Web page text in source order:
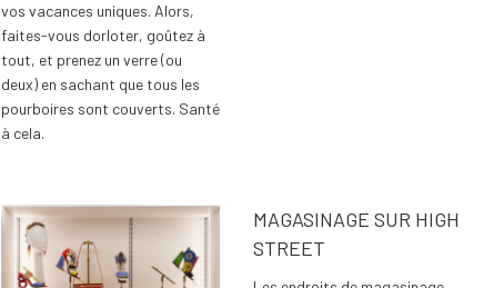
vos vacances uniques. Alors,
faites-vous dorloter, goûtez à
tout, et prenez un verre (ou
deux) en sachant que tous les
pourboires sont couverts. Santé
à cela.
MAGASINAGE SUR HIGH
STREET